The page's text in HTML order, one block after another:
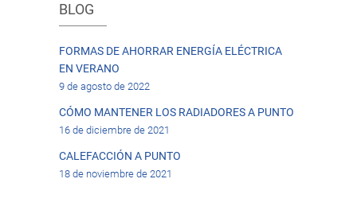
BLOG
FORMAS DE AHORRAR ENERGÍA ELÉCTRICA
EN VERANO
9 de agosto de 2022
CÓMO MANTENER LOS RADIADORES A PUNTO
16 de diciembre de 2021
CALEFACCIÓN A PUNTO
18 de noviembre de 2021